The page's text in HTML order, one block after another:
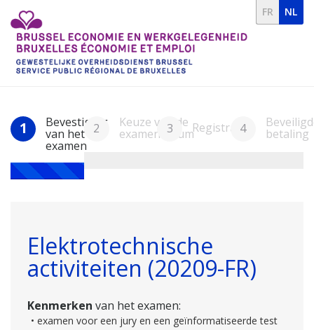
FR NL
1 Bevestiging
van het
examen
2 Keuze van de
examendatum
3 Registratie
4 betaling
Elektrotechnische
activiteiten (20209-FR)
Kenmerken van het examen:
• examen voor een jury en een geïnformatiseerde test